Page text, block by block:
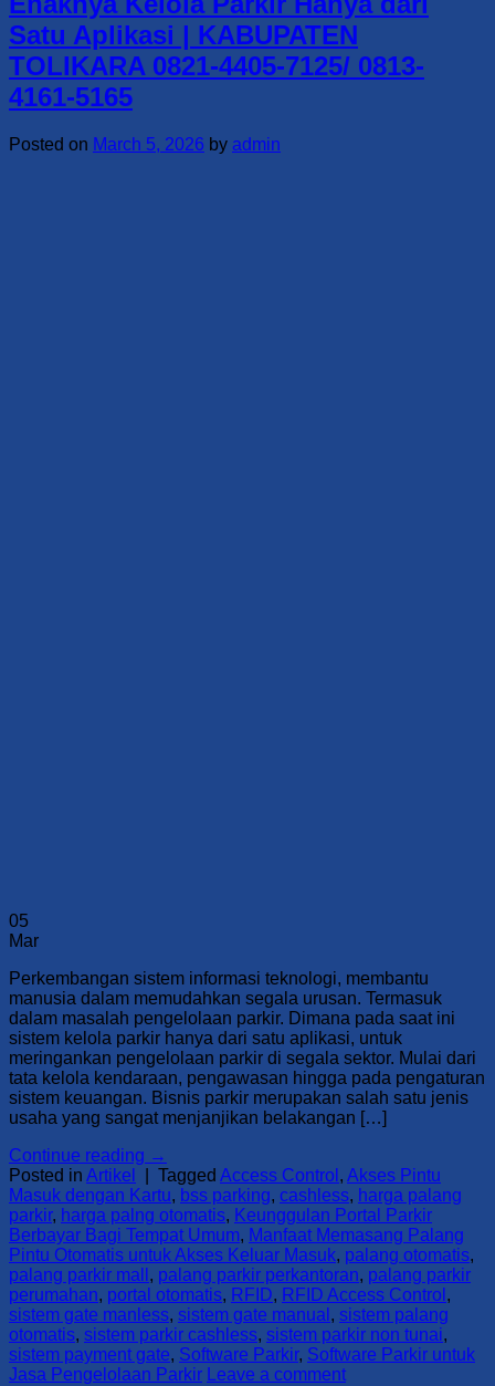
Satu Aplikasi | KABUPATEN
TOLIKARA 0821-4405-7125/ 0813-
4161-5165
Posted on March 5, 2026 by admin
05
Mar
Perkembangan sistem informasi teknologi, membantu
manusia dalam memudahkan segala urusan. Termasuk
dalam masalah pengelolaan parkir. Dimana pada saat ini
sistem kelola parkir hanya dari satu aplikasi, untuk
meringankan pengelolaan parkir di segala sektor. Mulai dari
tata kelola kendaraan, pengawasan hingga pada pengaturan
sistem keuangan. Bisnis parkir merupakan salah satu jenis
usaha yang sangat menjanjikan belakangan […]
Continue reading →
Posted in Artikel Tagged Access Control , Akses Pintu
Masuk dengan Kartu, bss parking, cashless, harga palang
parkir, harga palng otomatis, Keunggulan Portal Parkir
Berbayar Bagi Tempat Umum, Manfaat Memasang Palang
Pintu Otomatis untuk Akses Keluar Masuk, palang otomatis,
palang parkir mall , palang parkir perkantoran, palang parkir
perumahan, portal otomatis, RFID, RFID Access Control ,
sistem gate manless, sistem gate manual , sistem palang
otomatis, sistem parkir cashless, sistem parkir non tunai,
sistem payment gate, Software Parkir, Software Parkir untuk
Jasa Pengelolaan Parkir
Leave a comment